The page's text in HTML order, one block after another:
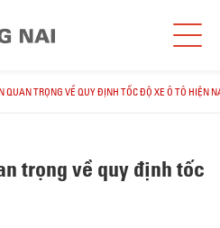
QUAN TRỌNG VỀ QUY ĐỊNH TỐC ĐỘ XE Ô TÔ HIỆN
trọng về quy định tốc